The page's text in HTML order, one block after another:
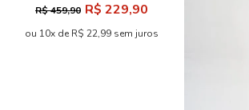
R$ 459,90 R$ 229,90
ou 10x de R$ 22,99 sem juros